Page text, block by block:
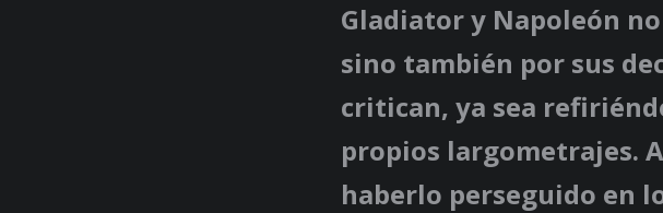
Gladiator y Napoleón
sino también por sus
critican, ya sea
propios largometrajes.
haberlo perseguido en